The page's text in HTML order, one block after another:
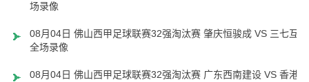
场录像
08月04日 佛山西甲足球联赛32强淘汰赛 肇庆恒骏成 VS 三七互娱
全场录像
08月04日 佛山西甲足球联赛32强淘汰赛 广东西南建设 VS 香港圣